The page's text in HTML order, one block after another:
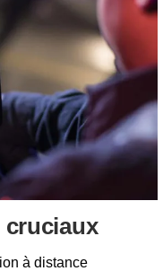
cruciaux
à distance